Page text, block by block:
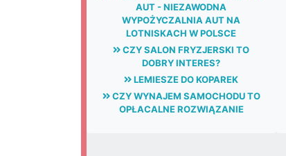
AUT - NIEZAWODNA
WYPOŻYCZALNIA AUT NA
LOTNISKACH W POLSCE
CZY SALON FRYZJERSKI TO
DOBRY INTERES?
LEMIESZE DO KOPAREK
CZY WYNAJEM SAMOCHODU TO
OPŁACALNE ROZWIĄZANIE